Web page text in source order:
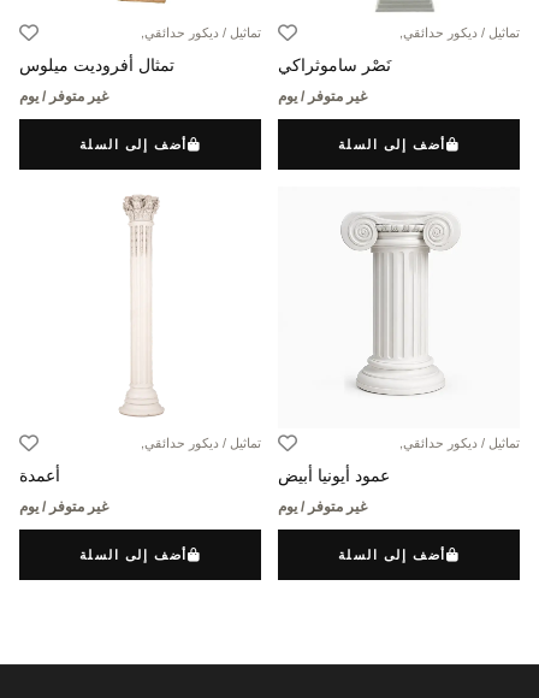
تماثيل / ديكور حدائقي,
نَصْر ساموثراكي
غير متوفر / يوم
أضف إلى السلة
تماثيل / ديكور حدائقي,
تمثال أفروديت ميلوس
غير متوفر / يوم
أضف إلى السلة
تماثيل / ديكور حدائقي,
عمود أيونيا أبيض
غير متوفر / يوم
أضف إلى السلة
تماثيل / ديكور حدائقي,
أعمدة
غير متوفر / يوم
أضف إلى السلة